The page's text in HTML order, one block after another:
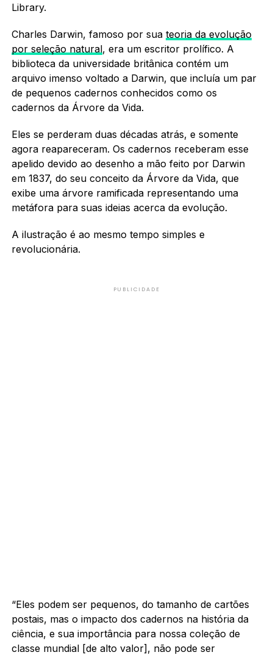
Library.
Charles Darwin, famoso por sua teoria da evolução
por seleção natural, era um escritor prolífico. A
biblioteca da universidade britânica contém um
arquivo imenso voltado a Darwin, que incluía um par
de pequenos cadernos conhecidos como os
cadernos da Árvore da Vida.
Eles se perderam duas décadas atrás, e somente
agora reapareceram. Os cadernos receberam esse
apelido devido ao desenho a mão feito por Darwin
em 1837, do seu conceito da Árvore da Vida, que
exibe uma árvore ramificada representando uma
metáfora para suas ideias acerca da evolução.
A ilustração é ao mesmo tempo simples e
revolucionária.
PUBLICIDADE
“Eles podem ser pequenos, do tamanho de cartões
postais, mas o impacto dos cadernos na história da
ciência, e sua importância para nossa coleção de
classe mundial [de alto valor], não pode ser